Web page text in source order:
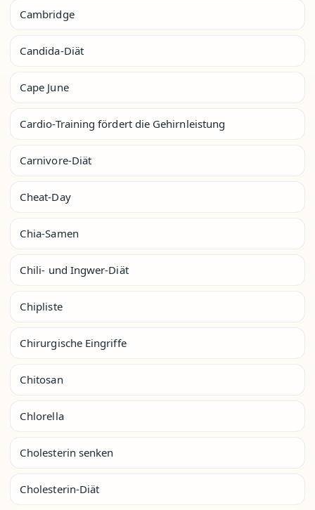
Cambridge
Candida-Diät
Cape June
Cardio-Training fördert die Gehirnleistung
Carnivore-Diät
Cheat-Day
Chia-Samen
Chili- und Ingwer-Diät
Chipliste
Chirurgische Eingriffe
Chitosan
Chlorella
Cholesterin senken
Cholesterin-Diät